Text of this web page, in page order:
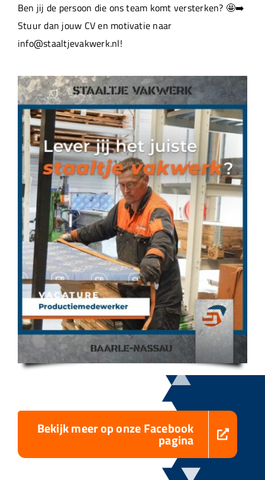
Ben jij de persoon die ons team komt versterken? 🤩➡️
Stuur dan jouw CV en motivatie naar
info@staaltjevakwerk.nl!
Bekijk meer op onze Facebook
pagina